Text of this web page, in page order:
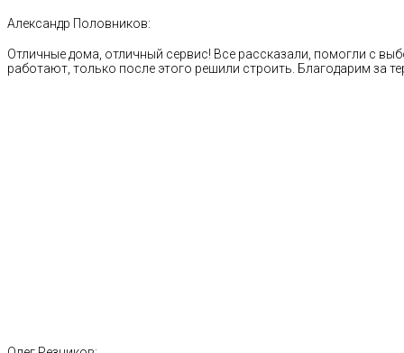
Александр Половников:
Отличные дома, отличный сервис! Все рассказали, помогли с
работают, только после этого решили строить. Благодарим за